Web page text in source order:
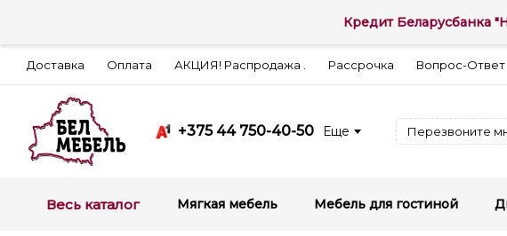
Доставка Оплата АКЦИЯ! Распродажа . Рассрочка Вопрос-Ответ
+375 44 750-40-50 Еще Перезвоните
Весь каталог Мягкая мебель Мебель для гостиной
Кредит Беларусбанка